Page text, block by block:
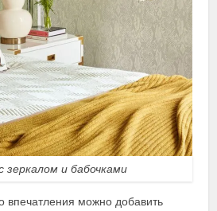
зеркалом и бабочками
впечатления можно добавить